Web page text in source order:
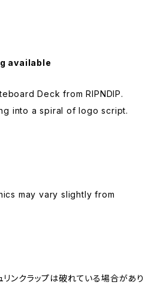
available
Deck from RIPNDIP.
into a spiral of logo script.
may vary slightly from
ンクラップは破れている場合があり